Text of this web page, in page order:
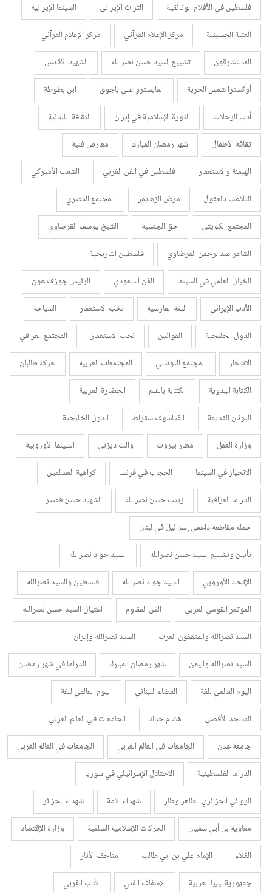
فلسطين في الأفلام الوثائقية
التراث الإيراني
السينما الإيرانية
العتبة الحسينية
مركز الإعلام القرآني
مركز الإعلام القرآني
المستشرقون
تشييع السيد حسن نصرالله
الشهيد الأقدس
أوكسترا شمس الحرية
المايسترو علي باجوق
ابن بطوطة
أدب الرحلات
الثورة الإسلامية في إيران
الثقافة اللبنانية
ثقافة الأطفال
شهر رمضان المبارك
معارض فنية
الهيمنة والاستعمار
فلسطين في الفن الغربي
الشعب الأميركي
التلاعب بالعقول
مرض الزهايمر
المجتمع المصري
المجتمع الكويتي
حق الجنسية
الشيخ يوسف القرضاوي
الشاعر عبدالرحمن القرضاوي
فلسطين التاريخية
الخيال العلمي في السينما
الفن السعودي
الرئيس جوزف عون
الأدب الإيراني
اللغة الفارسية نخب الاستعمار
السياحة
الدول الخليجية
القوانين نخب الاستعمار
المجتمع العراقي
الانتحار
المجتمع التونسي المجتمعات العربية
حركة طالبان
الكتابة اليدوية
الكتابة بالقلم
الحضارة العربية
اليونان القديمة
الفيلسوف سقراط
الدول الخليجية
وزارة العمل
مطار بيروت والت ديزني
السينما الأوروبية
الانحياز في السينما
الحجاب في فرنسا
كراهية المسلمين
الدراما العراقية
زينب حسن نصرالله
الشهيد حسن قصير
حملة مقاطعة داعمي إسرائيل في لبنان
تأبين وتشييع السيد حسن نصرالله
السيد جواد نصرالله
الإتحاد الأوروبي
السيد جواد نصرالله
فلسطين والسيد نصرالله
المؤتمر القومي العربي
الفن المقاوم
اغتيال السيد حسن نصرالله
السيد نصرالله والمثقفون العرب
السيد نصرالله وإيران
السيد نصرالله واليمن
شهر رمضان المبارك
الدراما في شهر رمضان
اليوم العالمي للغة
القضاء اللبناني
اليوم العالمي للغة
المسجد الأقصى
هشام حداد
الجامعات في العالم العربي
جامعة عدن
الجامعات في العالم الغربي
الجامعات في العالم الغربي
الدراما الفلسطينية
الاحتلال الإسرائيلي في سوريا
الروائي الجزائري الطاهر وطار
شهداء الأمة
شهداء الجزائر
معاوية بن أبي سفيان
الحركات الإسلامية السلفية
وزارة الإقتصاد
الغلاء
الإمام علي بن ابي طالب
متاحف الأثار
جمهورية ليبيا العربية
الإسفاف الفني
الأدب الغربي